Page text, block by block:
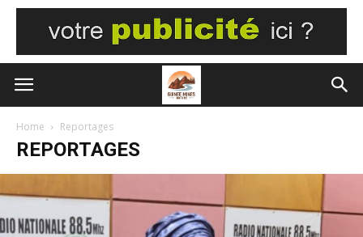
Home Reportages
REPORTAGES